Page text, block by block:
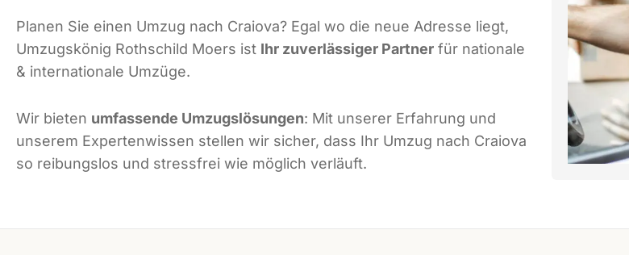
Planen Sie einen Umzug nach Craiova? Egal wo die neue Adresse liegt,
Umzugskönig Rothschild Moers ist Ihr zuverlässiger Partner für nationale
& internationale Umzüge.
Wir bieten umfassende Umzugslösungen: Mit unserer Erfahrung und
unserem Expertenwissen stellen wir sicher, dass Ihr Umzug nach Craiova
so reibungslos und stressfrei wie möglich verläuft.